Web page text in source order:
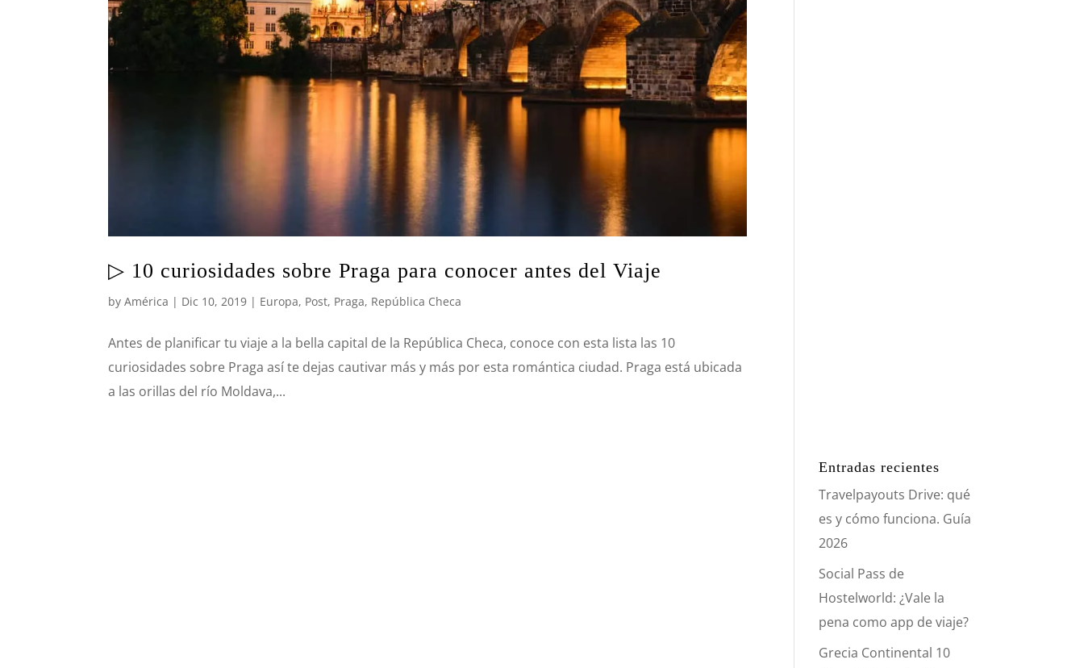
▷ 10 curiosidades sobre Praga para conocer antes del Viaje
byAmérica | Dic 10, 2019 | Europa, Post, Praga, República Checa
Antes de planificar tu viaje a la bella capital de la República Checa, conoce con esta lista las 10
curiosidades sobre Praga así te dejas cautivar más y más por esta romántica ciudad. Praga está ubicada
a las orillas del río Moldava,...
Entradas recientes
Travelpayouts Drive: qué
es y cómo funciona. Guía
2026
Social Pass de
Hostelworld: ¿Vale la
pena como app de viaje?
Grecia Continental 10